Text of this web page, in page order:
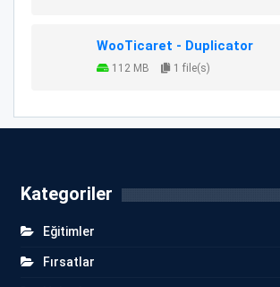
WooTicaret - Duplicator
112 MB 1 file(s)
Kategoriler
Eğitimler
Fırsatlar